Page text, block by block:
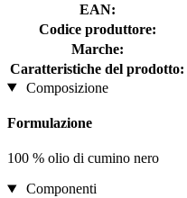
EAN:
Codice produttore:
Marche:
Caratteristiche del prodotto:
Composizione
Formulazione
100 % olio di cumino nero
Componenti